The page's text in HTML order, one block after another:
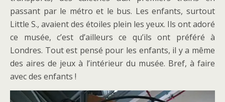
passant par le métro et le bus. Les enfants, surtout
Little S., avaient des étoiles plein les yeux. Ils ont adoré
ce musée, c’est d’ailleurs ce qu’ils ont préféré à
Londres. Tout est pensé pour les enfants, il y a même
des aires de jeux à l’intérieur du musée. Bref, à faire
avec des enfants !